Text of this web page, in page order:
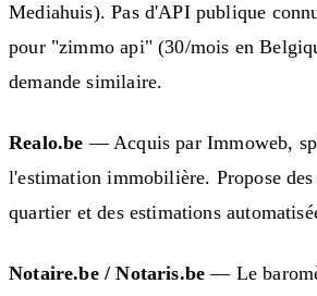
Mediahuis). Pas d'API publique
pour "zimmo api" (30/mois en
demande similaire.
Realo.be — Acquis par Immoweb,
l'estimation immobilière. Propose
quartier et des estimations
Notaire.be / Notaris.be — Le